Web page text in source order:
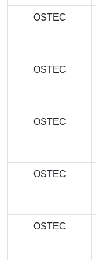
OSTEC
OSTEC
OSTEC
OSTEC
OSTEC